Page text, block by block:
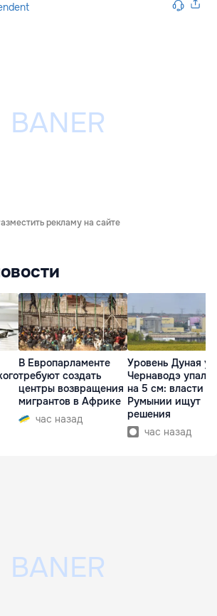
рекламу на сайте
В Европарламенте
требуют создать
центры возвращения
мигрантов в Африке
час назад
Уровень Дуная у
Чернаводэ упал
на 5 см: власти
Румынии ищут
решения
час назад